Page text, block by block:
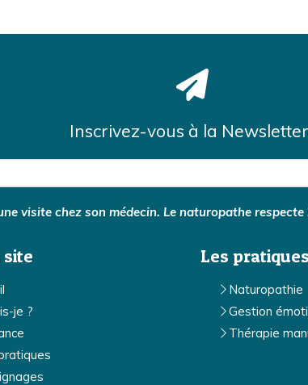
Inscrivez-vous à la
visite chez son médecin. Le naturopathe
site
je ?
Les pratiques
Naturopathie
Gestion
Thérapie